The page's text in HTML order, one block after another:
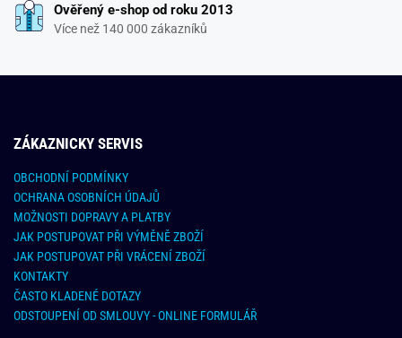
Ověřený e-shop od roku 2013
Více než 140 000 zákazníků
ZÁKAZNICKY SERVIS
OBCHODNÍ PODMÍNKY
OCHRANA OSOBNÍCH ÚDAJŮ
MOŽNOSTI DOPRAVY A PLATBY
JAK POSTUPOVAT PŘI VÝMĚNĚ ZBOŽÍ
JAK POSTUPOVAT PŘI VRÁCENÍ ZBOŽÍ
KONTAKTY
ČASTO KLADENÉ DOTAZY
ODSTOUPENÍ OD SMLOUVY - ONLINE FORMULÁŘ